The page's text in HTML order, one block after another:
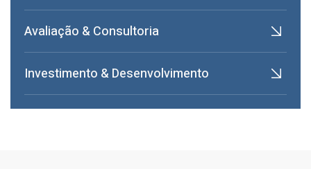
Avaliação & Consultoria
Investimento & Desenvolvimento